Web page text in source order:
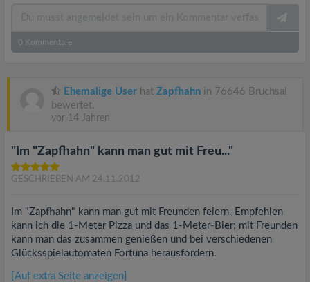
0 Kommentare
Ehemalige User hat Zapfhahn in 76646 Bruchsal
bewertet.
vor 14 Jahren
"Im "Zapfhahn" kann man gut mit Freu..."
GESCHRIEBEN AM 24.11.2012
Im "Zapfhahn" kann man gut mit Freunden feiern. Empfehlen
kann ich die 1-Meter Pizza und das 1-Meter-Bier; mit Freunden
kann man das zusammen genießen und bei verschiedenen
Glücksspielautomaten Fortuna herausfordern.
[Auf extra Seite anzeigen]